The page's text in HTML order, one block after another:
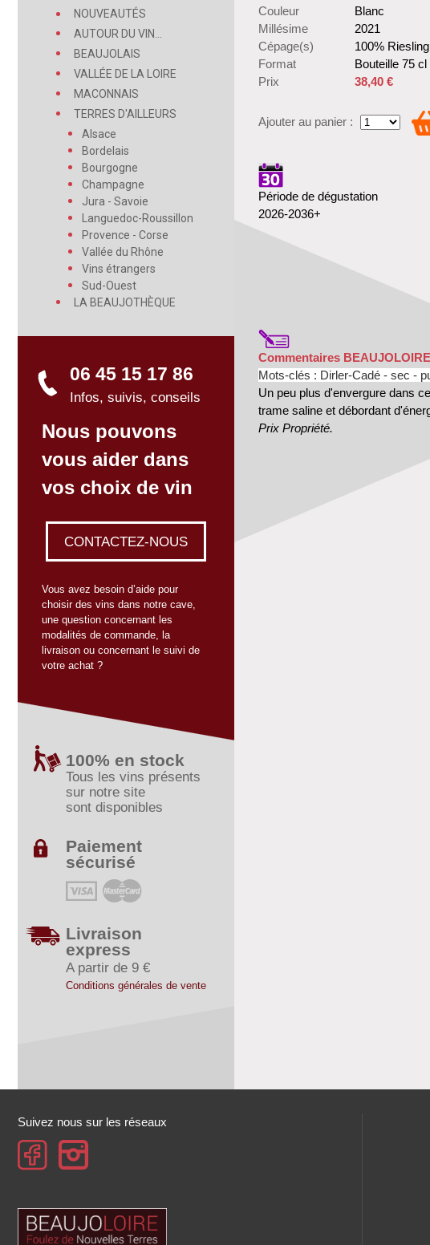
NOUVEAUTÉS
AUTOUR DU VIN...
BEAUJOLAIS
VALLÉE DE LA LOIRE
MACONNAIS
TERRES D'AILLEURS
Alsace
Bordelais
Bourgogne
Champagne
Jura - Savoie
Languedoc-Roussillon
Provence - Corse
Vallée du Rhône
Vins étrangers
Sud-Ouest
LA BEAUJOTHÈQUE
06 45 15 17 86
Infos, suivis, conseils
Nous pouvons
vous aider dans
vos choix de vin
CONTACTEZ-NOUS
Vous avez besoin d’aide pour
choisir des vins dans notre cave,
une question concernant les
modalités de commande, la
livraison ou concernant le suivi de
votre achat ?
100% en stock
Tous les vins présents
sur notre site
sont disponibles
Paiement
sécurisé
Livraison
express
A partir de 9 €
Conditions générales de vente
Couleur
Blanc
Millésime
2021
Cépage(s)
100% Riesling
Format
Bouteille 75 cl
Prix
38,40 €
Ajouter au panier :
Période de dégustation
2026-2036+
Commentaires BEAUJOLOIRE
Mots-clés : Dirler-Cadé - sec -
Un peu plus d'envergure dans
trame saline et débordant
Prix Propriété.
Suivez nous sur les réseaux